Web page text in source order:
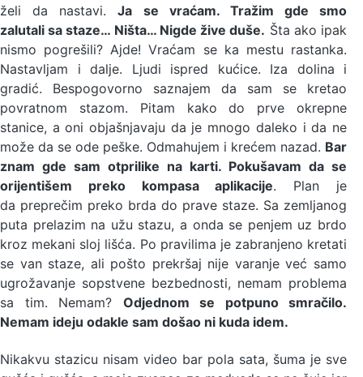
želi da nastavi.Ja se vraćam. Tražim gde smo
zalutali sa staze… Ništa… Nigde žive duše. Šta ako ipak
nismo pogrešili? Ajde! Vraćam se ka mestu rastanka.
Nastavljam i dalje. Ljudi ispred kućice. Iza dolina i
gradić. Bespogovorno saznajem da sam se kretao
povratnom stazom. Pitam kako do prve okrepne
stanice, a oni objašnjavaju da je mnogo daleko i da ne
može da se ode peške. Odmahujem i krećem nazad. Bar
znam gde sam otprilike na karti. Pokušavam da se
orijentišem preko kompasa aplikacije. Plan je
da preprečim preko brda do prave staze. Sa zemljanog
puta prelazim na užu stazu, a onda se penjem uz brdo
kroz mekani sloj lišća. Po pravilima je zabranjeno kretati
se van staze, ali pošto prekršaj nije varanje već samo
ugrožavanje sopstvene bezbednosti, nemam problema
sa tim. Nemam? Odjednom se potpuno smračilo.
Nemam ideju odakle sam došao ni kuda idem.
Nikakvu stazicu nisam video bar pola sata, šuma je sve